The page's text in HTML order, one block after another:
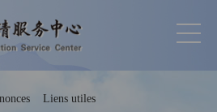
Liens utiles